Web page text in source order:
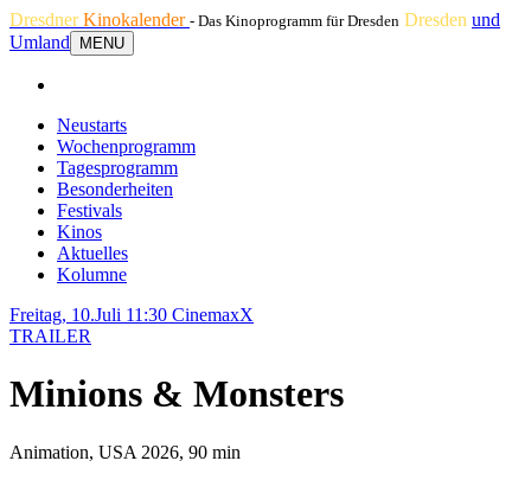
DresdnerKinokalender - Das Kinoprogramm für Dresden Dresden und
Umland
MENU
Neustarts
Wochenprogramm
Tagesprogramm
Besonderheiten
Festivals
Kinos
Aktuelles
Kolumne
Freitag, 10.Juli 11:30 CinemaxX
TRAILER
Minions & Monsters
Animation, USA 2026, 90 min